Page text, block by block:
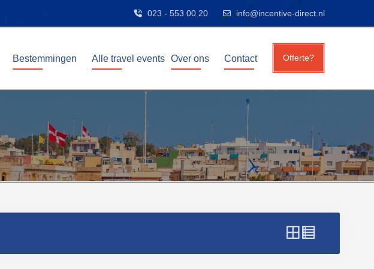
023 - 553 00 20 info@incentive-direct.nl
Offerte?
Bestemmingen Alle travel events Over ons Contact